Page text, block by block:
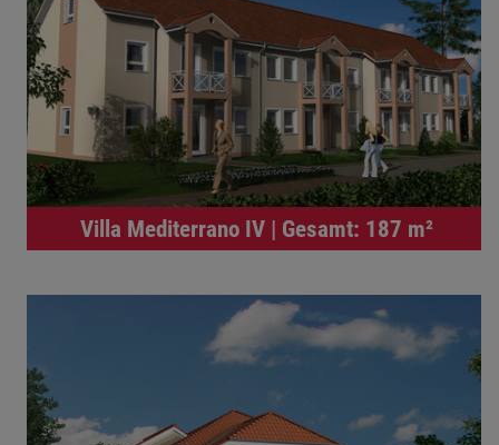
Villa Mediterrano IV | Gesamt: 187 m²